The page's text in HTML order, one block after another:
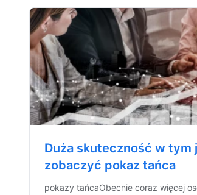
Duża skuteczność w tym
zobaczyć pokaz tańca
pokazy tańcaObecnie coraz więcej